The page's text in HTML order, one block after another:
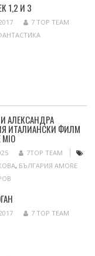
1,2 И 3
7 TOP TEAM
АЛЕКСАНДРА
ИТАЛИАНСКИ ФИЛМ
7TOP TEAM
, БЪЛГАРИЯ AMORE
7 TOP TEAM